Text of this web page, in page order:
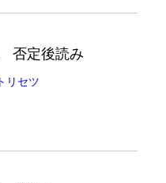
否定後読み
リセツ